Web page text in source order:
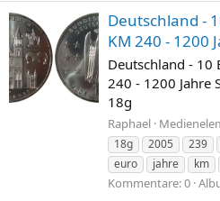
Deutschland -
KM 240 - 1200
Deutschland - 10
240 - 1200 Jahre
18g
Raphael
18g
2005 239
euro
jahre km
Kommentare: 0